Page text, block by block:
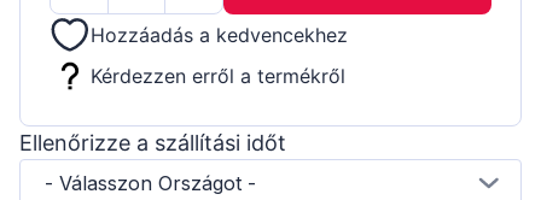
Hozzáadás a kedvencekhez
Kérdezzen erről a termékről
Ellenőrizze a szállítási időt
- Válasszon Országot -